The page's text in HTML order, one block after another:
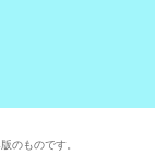
のものです。